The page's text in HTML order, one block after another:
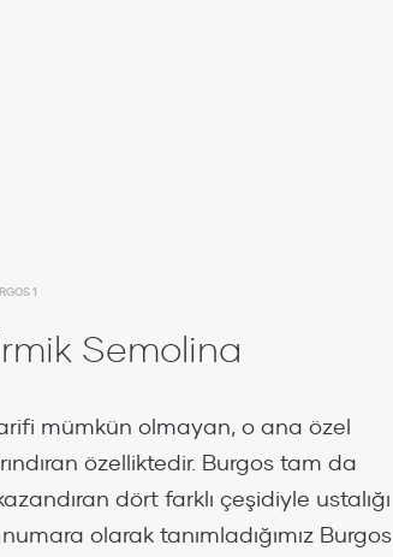
1
Semolina
mümkün olmayan, o ana özel
özelliktedir. Burgos tam da
dört farklı çeşidiyle ustalığı
olarak tanımladığımız Burgos